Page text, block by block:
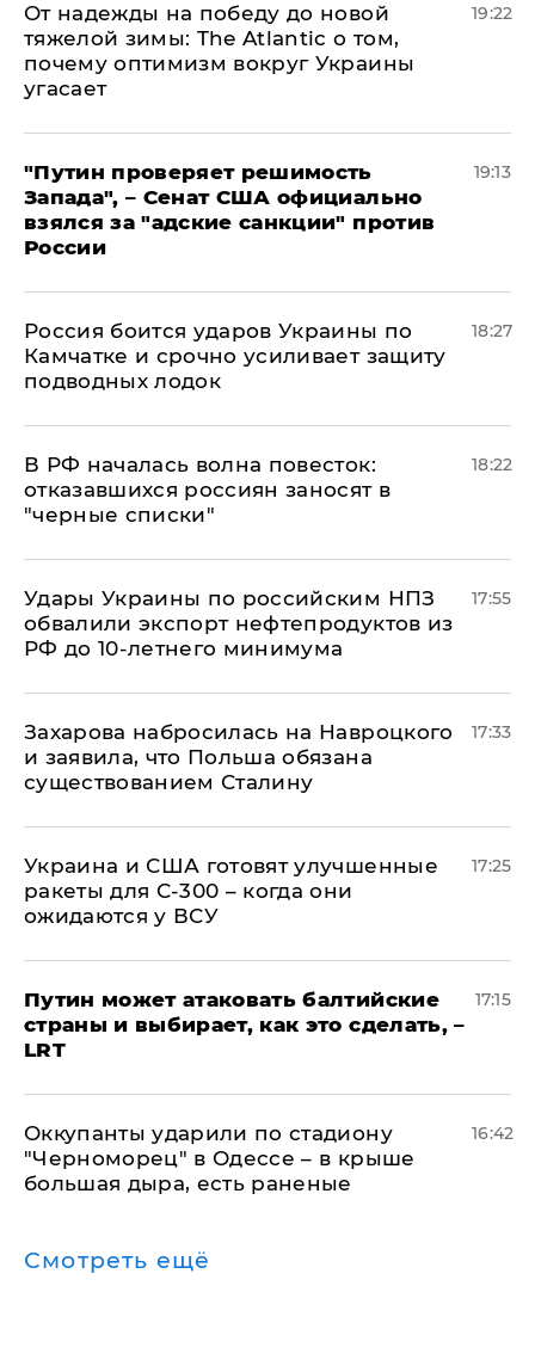
От надежды на победу до новой
тяжелой зимы: The Atlantic о том,
почему оптимизм вокруг Украины
угасает
19:22
"Путин проверяет решимость
Запада", – Сенат США официально
взялся за "адские санкции" против
России
19:13
Россия боится ударов Украины по
Камчатке и срочно усиливает защиту
подводных лодок
18:27
​В РФ началась волна повесток:
отказавшихся россиян заносят в
"черные списки"
18:22
Удары Украины по российским НПЗ
обвалили экспорт нефтепродуктов из
РФ до 10-летнего минимума
17:55
​Захарова набросилась на Навроцкого
и заявила, что Польша обязана
существованием Сталину
17:33
Украина и США готовят улучшенные
ракеты для С-300 – когда они
ожидаются у ВСУ
17:25
Путин может атаковать балтийские
страны и выбирает, как это сделать, –
LRT
17:15
Оккупанты ударили по стадиону
"Черноморец" в Одессе – в крыше
большая дыра, есть раненые
16:42
Смотреть ещё